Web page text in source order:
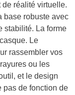
réalité virtuelle.
base robuste avec
stabilité. La forme
Le
rassembler vos
ou les
et le design
pas de fonction de